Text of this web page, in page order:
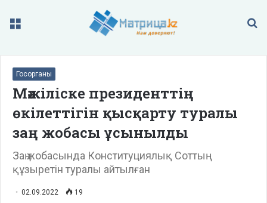
Меню
Госорганы
Мәжіліске президенттің
өкілеттігін қысқарту туралы
заң жобасы ұсынылды
Заң жобасында Конституциялық Соттың
құзыретін туралы айтылған
02.09.2022 19